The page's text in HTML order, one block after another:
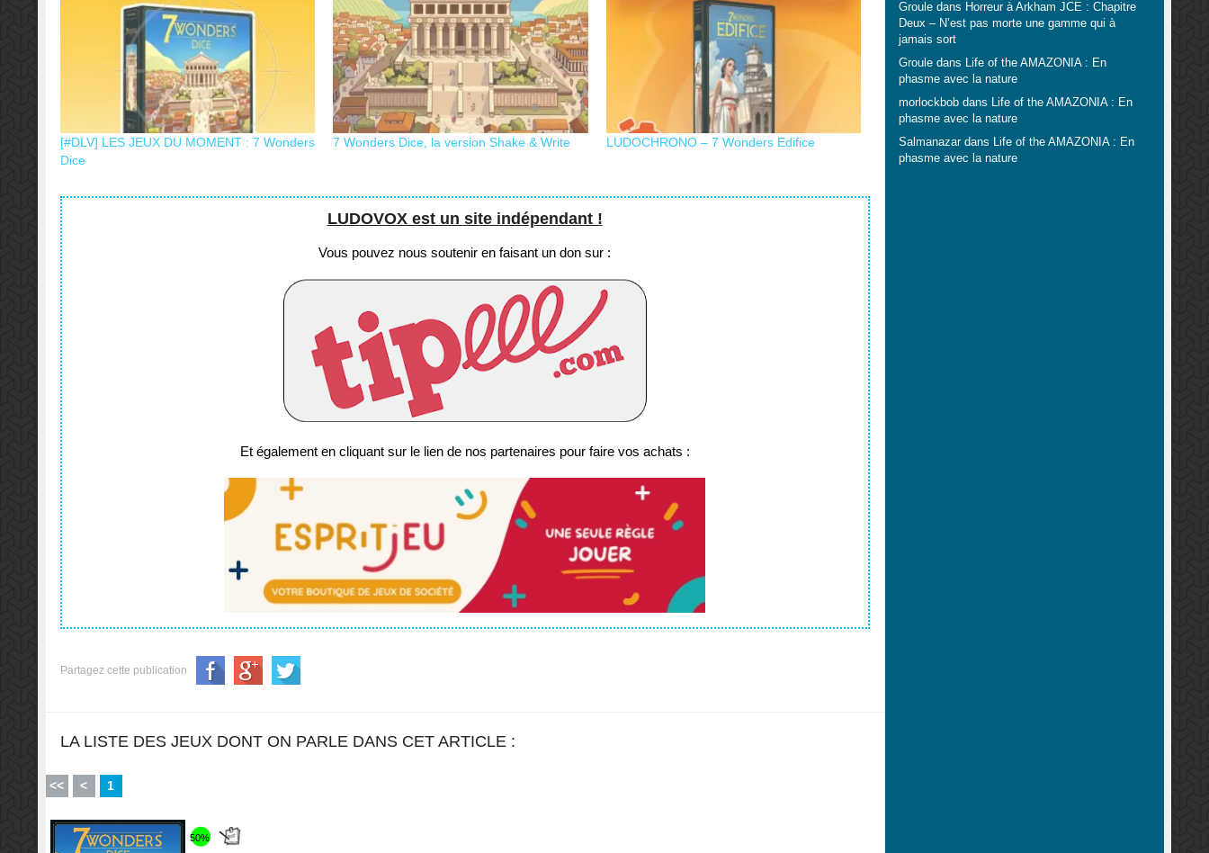
[#DLV] LES JEUX DU MOMENT : 7 Wonders
Dice
7 Wonders Dice, la version Shake & Write LUDOCHRONO – 7 Wonders Edifice
LUDOVOX est un site indépendant !
Vous pouvez nous soutenir en faisant un don sur :
Et également en cliquant sur le lien de nos partenaires pour faire vos achats :
Partagez cette publication
LA LISTE DES JEUX DONT ON PARLE DANS CET ARTICLE :
<< < 1
50%
Grouledans Horreur à Arkham JCE : Chapitre
Deux – N’est pas morte une gamme qui à
jamais sort
Grouledans Life of the AMAZONIA : En
phasme avec la nature
morlockbobdans Life of the AMAZONIA : En
phasme avec la nature
Salmanazardans Life of the AMAZONIA : En
phasme avec la nature